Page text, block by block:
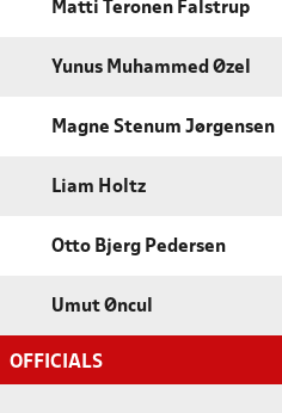
Matti Teronen Falstrup
Yunus Muhammed Øzel
Magne Stenum Jørgensen
Liam Holtz
Otto Bjerg Pedersen
Umut Øncul
OFFICIALS